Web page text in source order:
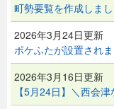
町勢要覧を作成しま
2026年3月24日更新
ポケふたが設置され
2026年3月16日更新
【5月24日】＼西会